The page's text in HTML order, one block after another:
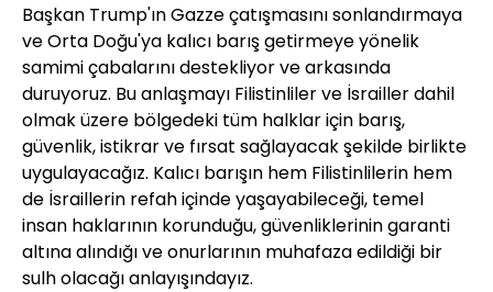
Başkan Trump'ın Gazze çatışmasını sonlandırmaya
ve Orta Doğu'ya kalıcı barış getirmeye yönelik
samimi çabalarını destekliyor ve arkasında
duruyoruz. Bu anlaşmayı Filistinliler ve İsrailler dahil
olmak üzere bölgedeki tüm halklar için barış,
güvenlik, istikrar ve fırsat sağlayacak şekilde birlikte
uygulayacağız. Kalıcı barışın hem Filistinlilerin hem
de İsraillerin refah içinde yaşayabileceği, temel
insan haklarının korunduğu, güvenliklerinin garanti
altına alındığı ve onurlarının muhafaza edildiği bir
sulh olacağı anlayışındayız.